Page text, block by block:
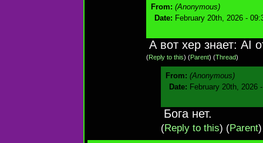
From: (Anonymous)
Date: February 20th, 2026 -
А вот хер знает: AI
(Reply to this) (Parent) (Thread)
From: (Anonymous)
Date: February 20th, 2026
Бога нет.
(Reply to this) (Parent)